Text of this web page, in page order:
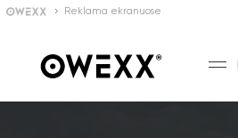
Reklama ekranuose